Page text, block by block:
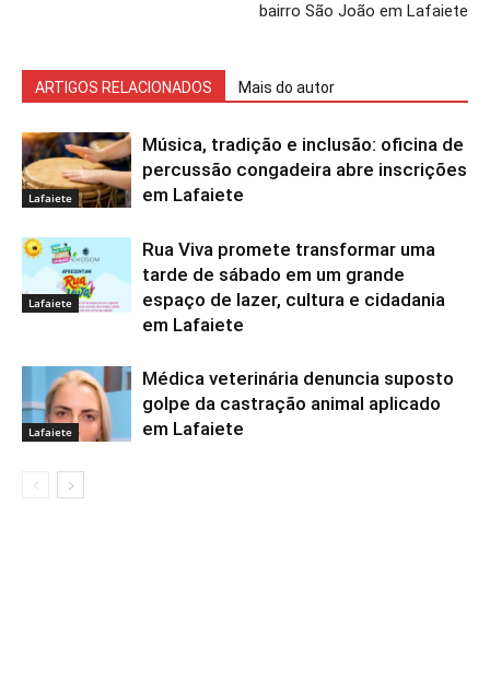
bairro São João em Lafaiete
ARTIGOS RELACIONADOS Mais do autor
Lafaiete
Música, tradição e inclusão: oficina de
percussão congadeira abre inscrições
em Lafaiete
Lafaiete
Rua Viva promete transformar uma
tarde de sábado em um grande
espaço de lazer, cultura e cidadania
em Lafaiete
Lafaiete
Médica veterinária denuncia suposto
golpe da castração animal aplicado
em Lafaiete